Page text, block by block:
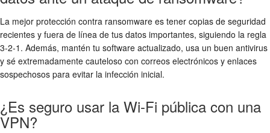
La mejor protección contra ransomware es tener copias de seguridad
recientes y fuera de línea de tus datos importantes, siguiendo la regla
3-2-1. Además, mantén tu software actualizado, usa un buen antivirus
y sé extremadamente cauteloso con correos electrónicos y enlaces
sospechosos para evitar la infección inicial.
¿Es seguro usar la Wi-Fi pública con una
VPN?